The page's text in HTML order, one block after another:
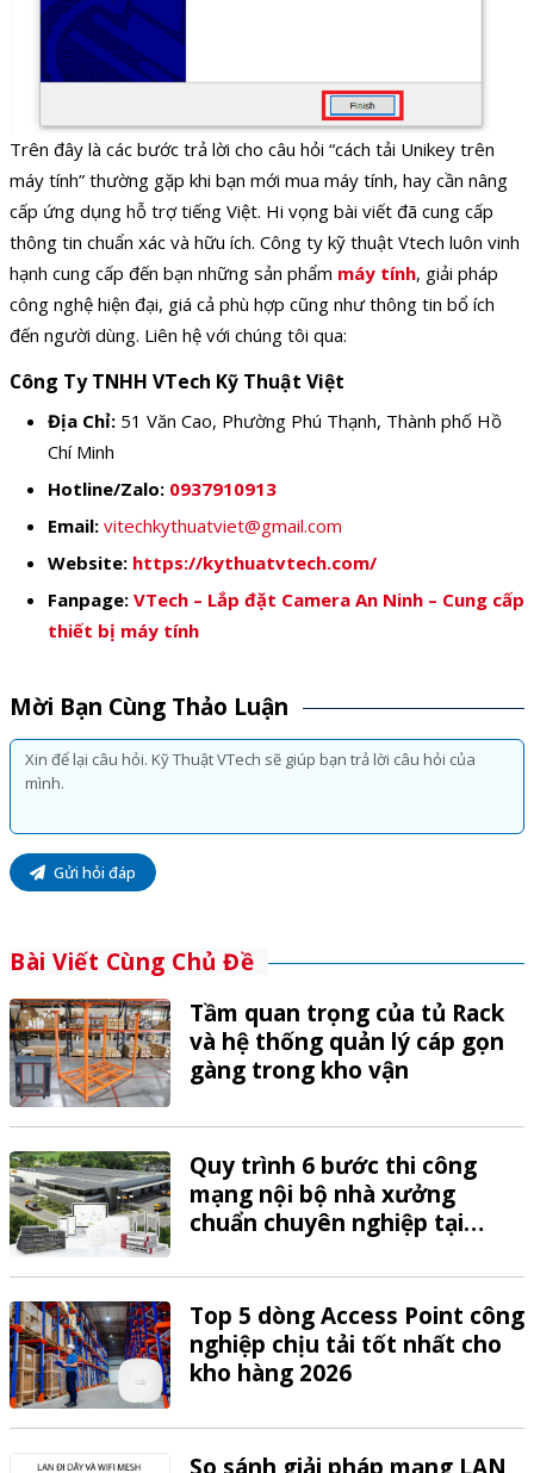
Trên đây là các bước trả lời cho câu hỏi “cách tải Unikey trên
máy tính” thường gặp khi bạn mới mua máy tính, hay cần nâng
cấp ứng dụng hỗ trợ tiếng Việt. Hi vọng bài viết đã cung cấp
thông tin chuẩn xác và hữu ích. Công ty kỹ thuật Vtech luôn vinh
hạnh cung cấp đến bạn những sản phẩm máy tính, giải pháp
công nghệ hiện đại, giá cả phù hợp cũng như thông tin bổ ích
đến người dùng. Liên hệ với chúng tôi qua:
Công Ty TNHH VTech Kỹ Thuật Việt
Địa Chỉ: 51 Văn Cao, Phường Phú Thạnh, Thành phố Hồ
Chí Minh
Hotline/Zalo: 0937910913
Email: vitechkythuatviet@gmail.com
Website: https://kythuatvtech.com/
Fanpage: VTech – Lắp đặt Camera An Ninh – Cung cấp
thiết bị máy tính
Mời Bạn Cùng Thảo Luận
Gửi hỏi đáp
Bài Viết Cùng Chủ Đề
Tầm quan trọng của tủ Rack
và hệ thống quản lý cáp gọn
gàng trong kho vận
Quy trình 6 bước thi công
mạng nội bộ nhà xưởng
chuẩn chuyên nghiệp tại
Top 5 dòng Access Point công
nghiệp chịu tải tốt nhất cho
kho hàng 2026